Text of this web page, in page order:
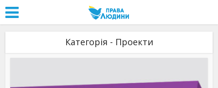
Категорія - Проекти